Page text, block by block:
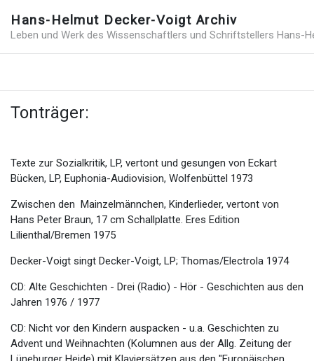
Hans-Helmut Decker-Voigt Archiv
Leben und Werk des Wissenschaftlers und Schriftstellers Hans-
Tonträger:
Texte zur Sozialkritik, LP, vertont und gesungen von Eckart
Bücken, LP, Euphonia-Audiovision, Wolfenbüttel 1973
Zwischen den Mainzelmännchen, Kinderlieder, vertont von
Hans Peter Braun, 17 cm Schallplatte. Eres Edition
Lilienthal/Bremen 1975
Decker-Voigt singt Decker-Voigt, LP; Thomas/Electrola 1974
CD: Alte Geschichten - Drei (Radio) - Hör - Geschichten aus den
Jahren 1976 / 1977
CD: Nicht vor den Kindern auspacken - u.a. Geschichten zu
Advent und Weihnachten (Kolumnen aus der Allg. Zeitung der